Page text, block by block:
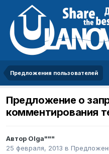
Предложения пользователей
Предложение о
комментирования
Автор Olga"""
25 февраля, 2013 в